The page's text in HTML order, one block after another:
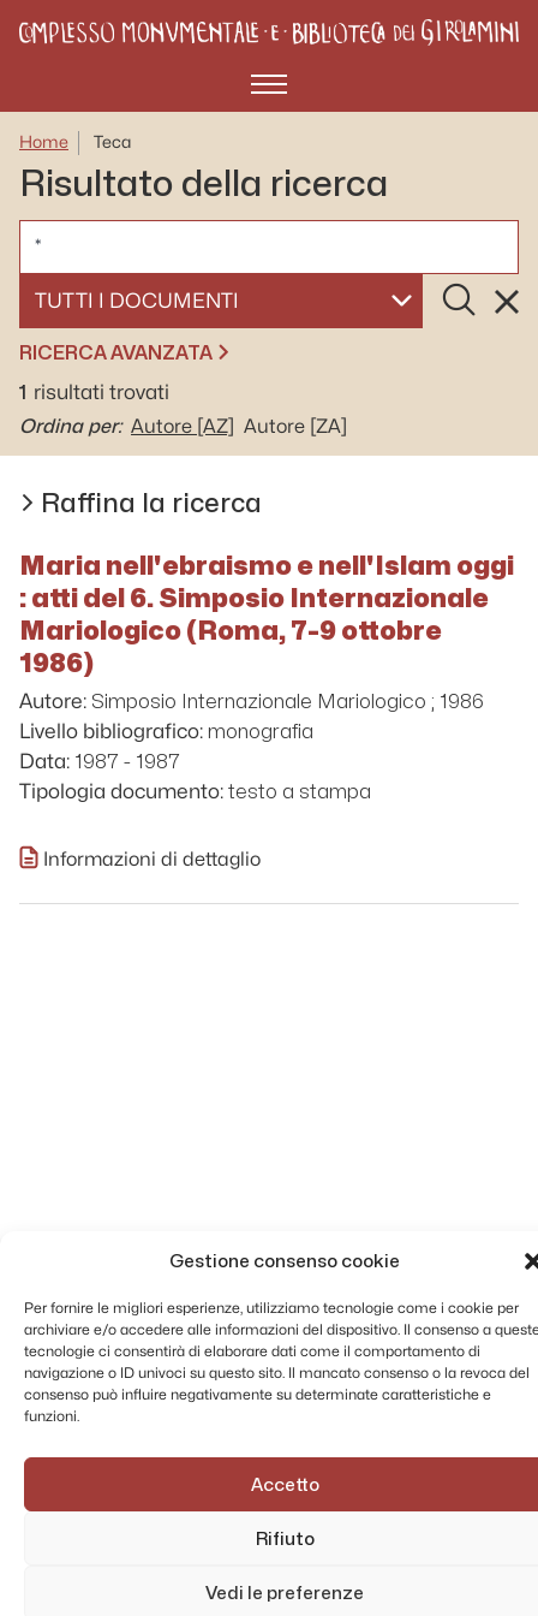
Gestione consenso cookie
Per fornire le migliori esperienze, utilizziamo tecnologie come i cookie per
archiviare e/o accedere alle informazioni del dispositivo. Il consenso a
tecnologie ci consentirà di elaborare dati come il comportamento di
navigazione o ID univoci su questo sito. Il mancato consenso o la revoca del
consenso può influire negativamente su determinate caratteristiche e
funzioni.
Accetto
Rifiuto
Vedi le preferenze
Menù
Home Teca
Risultato della ricerca
SELEZIONA UN DOCUMENTO
Cerca
RICERCA AVANZATA
1 risultati trovati
Ordina per: Autore [AZ] Autore [ZA]
Raffina la ricerca
Maria nell'ebraismo e nell'Islam oggi
: atti del 6. Simposio Internazionale
Mariologico (Roma, 7-9 ottobre
1986)
Autore: Simposio Internazionale Mariologico ; 1986
Livello bibliografico: monografia
Data: 1987 - 1987
Tipologia documento: testo a stampa
Informazioni di dettaglio